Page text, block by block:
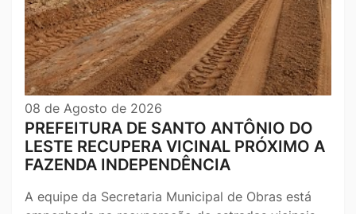
08 de Agosto de 2026
PREFEITURA DE SANTO ANTÔNIO DO
LESTE RECUPERA VICINAL PRÓXIMO A
FAZENDA INDEPENDÊNCIA
A equipe da Secretaria Municipal de Obras está